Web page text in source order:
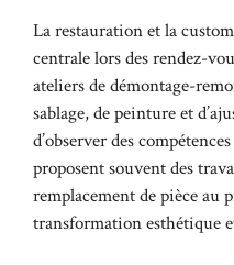
La restauration et la
centrale lors des rendez-
ateliers de démontage-
sablage, de peinture et
d’observer des
proposent souvent des
remplacement de pièce au
transformation esthétique